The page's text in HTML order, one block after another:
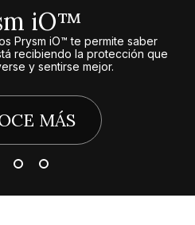
iO™
Prysm iO™ te permite saber
recibiendo la protección que
y sentirse mejor.
MÁS